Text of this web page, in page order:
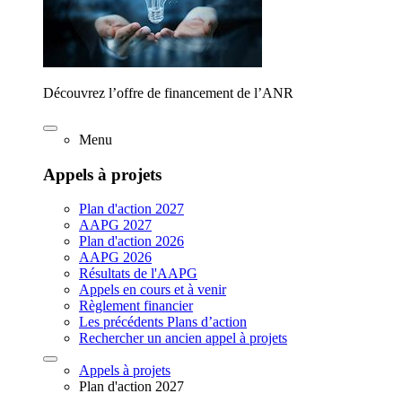
Découvrez l’offre de financement de l’ANR
Menu
Appels à projets
Plan d'action 2027
AAPG 2027
Plan d'action 2026
AAPG 2026
Résultats de l'AAPG
Appels en cours et à venir
Règlement financier
Les précédents Plans d’action
Rechercher un ancien appel à projets
Appels à projets
Plan d'action 2027